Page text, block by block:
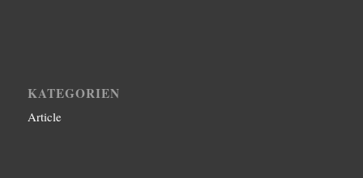
KATEGORIEN
Article